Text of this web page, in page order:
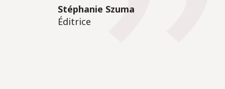
Stéphanie Szuma
Éditrice